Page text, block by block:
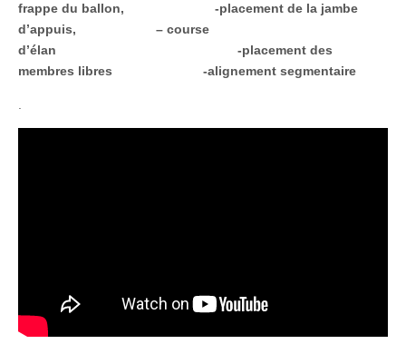
frappe du ballon, -placement de la jambe
d’appuis, – course
d’élan -placement des
membres libres -alignement segmentaire